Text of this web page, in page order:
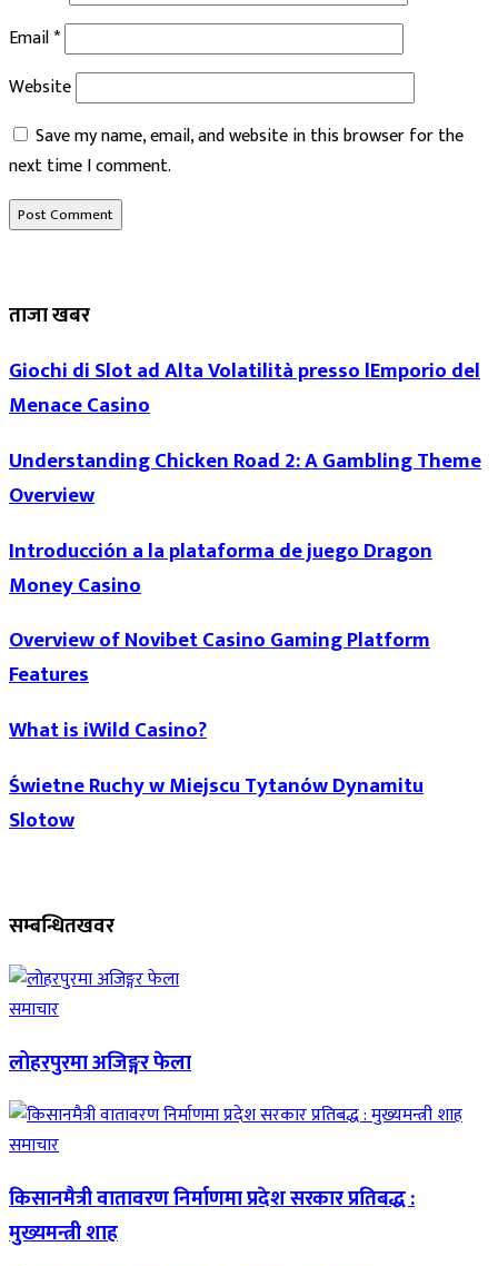
Email*
Website
Save my name, email, and website in this browser for the
next time I comment.
ताजा खबर
Giochi di Slot ad Alta Volatilità presso lEmporio del
Menace Casino
Understanding Chicken Road 2: A Gambling Theme
Overview
Introducción a la plataforma de juego Dragon
Money Casino
Overview of Novibet Casino Gaming Platform
Features
What is iWild Casino?
Świetne Ruchy w Miejscu Tytanów Dynamitu
Slotow
सम्बन्धितखवर
समाचार
लोहरपुरमा अजिङ्गर फेला
समाचार
किसानमैत्री वातावरण निर्माणमा प्रदेश सरकार प्रतिबद्ध :
मुख्यमन्त्री शाह